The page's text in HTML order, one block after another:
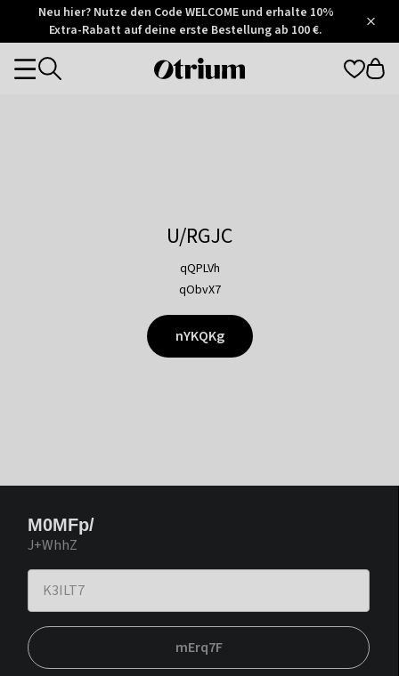
Otrium
Trustpilot
Neu hier? Nutze den Code WELCOME und erhalte 10%
Extra-Rabatt auf deine erste Bestellung ab 100 €.
Otrium
Categories
U/RGJC
qQPLVh
qObvX7
nYKQKg
M0MFp/
J+WhhZ
mErq7F